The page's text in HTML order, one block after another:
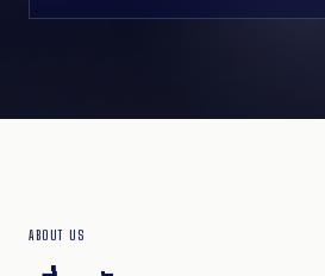
ABOUT US